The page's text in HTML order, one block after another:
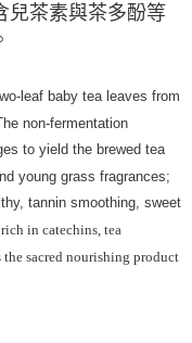
兒茶素與茶多酚等
leaf baby tea leaves from
non-fermentation
to yield the brewed tea
young grass fragrances;
tannin smoothing, sweet
in catechins, tea
sacred nourishing product